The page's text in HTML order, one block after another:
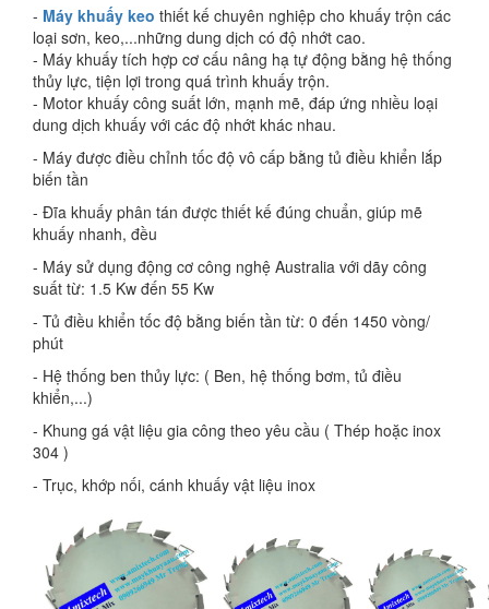
- Máy khuấy keo thiết kế chuyên nghiệp cho khuấy trộn các
loại sơn, keo,...những dung dịch có độ nhớt cao.
- Máy khuấy tích hợp cơ cấu nâng hạ tự động bằng hệ thống
thủy lực, tiện lợi trong quá trình khuấy trộn.
- Motor khuấy công suất lớn, mạnh mẽ, đáp ứng nhiều loại
dung dịch khuấy với các độ nhớt khác nhau.
- Máy được điều chỉnh tốc độ vô cấp bằng tủ điều khiển lắp
biến tần
- Đĩa khuấy phân tán được thiết kế đúng chuẩn, giúp mẽ
khuấy nhanh, đều
- Máy sử dụng động cơ công nghệ Australia với dãy công
suất từ: 1.5 Kw đến 55 Kw
- Tủ điều khiển tốc độ bằng biến tần từ: 0 đến 1450 vòng/
phút
- Hệ thống ben thủy lực: ( Ben, hệ thống bơm, tủ điều
khiển,...)
- Khung gá vật liệu gia công theo yêu cầu ( Thép hoặc inox
304 )
- Trục, khớp nối, cánh khuấy vật liệu inox